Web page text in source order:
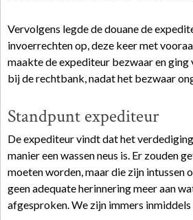
Vervolgens legde de douane de
invoerrechten op, deze keer met
maakte de expediteur bezwaar en
bij de rechtbank, nadat het bezwaar
Standpunt expediteur
De expediteur vindt dat het
manier een wassen neus is. Er zouden
moeten worden, maar die zijn intussen
geen adequate herinnering meer aan
afgesproken. We zijn immers